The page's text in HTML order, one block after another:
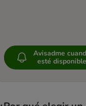
Avisadme
esté disponible